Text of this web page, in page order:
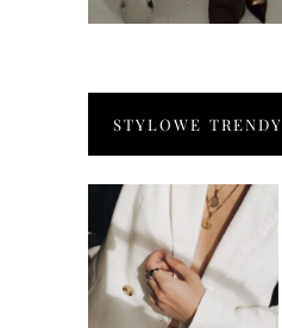
STYLOWE TRENDY